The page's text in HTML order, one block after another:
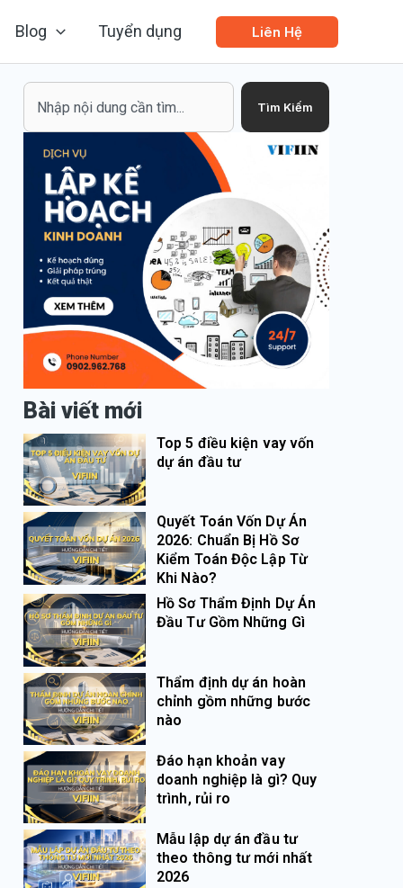
Blog Tuyển dụng Liên Hệ
Tìm Kiếm
Bài viết mới
Top 5 điều kiện vay vốn
dự án đầu tư
Quyết Toán Vốn Dự Án
2026: Chuẩn Bị Hồ Sơ
Kiểm Toán Độc Lập Từ
Khi Nào?
Hồ Sơ Thẩm Định Dự Án
Đầu Tư Gồm Những Gì
Thẩm định dự án hoàn
chỉnh gồm những bước
nào
Đáo hạn khoản vay
doanh nghiệp là gì? Quy
trình, rủi ro
Mẫu lập dự án đầu tư
theo thông tư mới nhất
2026